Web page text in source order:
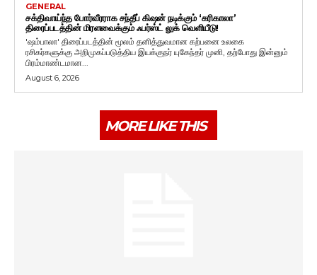
GENERAL
சக்திவாய்ந்த போர்வீரராக சந்தீப் கிஷன் நடிக்கும் ‘கரிகாலா’
திரைப்படத்தின் மிரளவைக்கும் ஃபர்ஸ்ட் லுக் வெளியீடு!
'ஷம்பாலா' திரைப்படத்தின் மூலம் தனித்துவமான கற்பனை உலகை
ரசிகர்களுக்கு அறிமுகப்படுத்திய இயக்குநர் யுகேந்தர் முனி, தற்போது இன்னும்
பிரம்மாண்டமான...
August 6, 2026
MORE LIKE THIS